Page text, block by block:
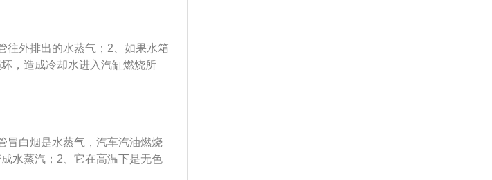
往外排出的水蒸气；2、如果水箱
，造成冷却水进入汽缸燃烧所
）造成水进入排气管所致；4、
冒白烟是水蒸气，汽车汽油燃烧
水蒸汽；2、它在高温下是无色
冷凝的水滴很小并且悬浮在空气